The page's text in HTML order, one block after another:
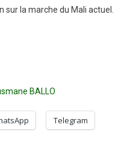
la marche du Mali actuel.
BALLO
Telegram